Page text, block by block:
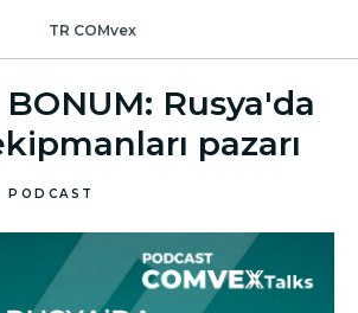
TR COMvex
Rusya'da
pazarı
PODCAST